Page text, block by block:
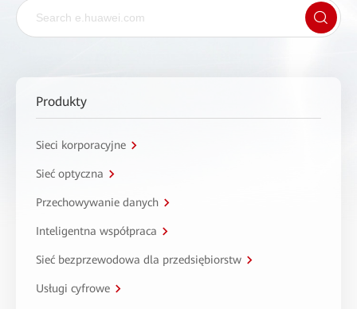
Produkty
Sieci korporacyjne
Sieć optyczna
Przechowywanie danych
Inteligentna współpraca
Sieć bezprzewodowa dla przedsiębiorstw
Usługi cyfrowe